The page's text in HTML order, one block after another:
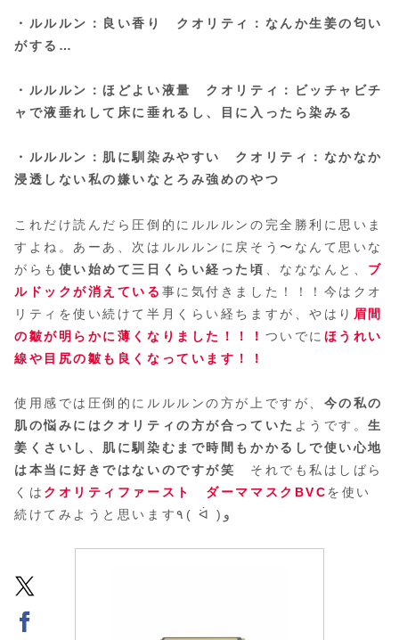
・ルルルン：良い香り クオリティ：なんか生姜の匂い
がする…
・ルルルン：ほどよい液量 クオリティ：ビッチャビチ
ャで液垂れして床に垂れるし、目に入ったら染みる
・ルルルン：肌に馴染みやすい クオリティ：なかなか
浸透しない私の嫌いなとろみ強めのやつ
これだけ読んだら圧倒的にルルルンの完全勝利に思いま
すよね。あーあ、次はルルルンに戻そう〜なんて思いな
がらも 使い始めて三日くらい経った頃 、なななんと、 ブ
ルドックが消えている 事に気付きました！！！今はクオ
リティを使い続けて半月くらい経ちますが、やはり 眉間
の皺が明らかに薄くなりました！！！ ついでに ほうれい
線や目尻の皺も良くなっています！！
使用感では圧倒的にルルルンの方が上ですが、 今の私の
肌の悩みにはクオリティの方が合っていた ようです。生
姜くさいし、肌に馴染むまで時間もかかるしで使い心地
は本当に好きではないのですが笑
それでも私はしばら
くは クオリティファースト ダーママスクBVCを使い
続けてみようと思います٩( ᐛ )و